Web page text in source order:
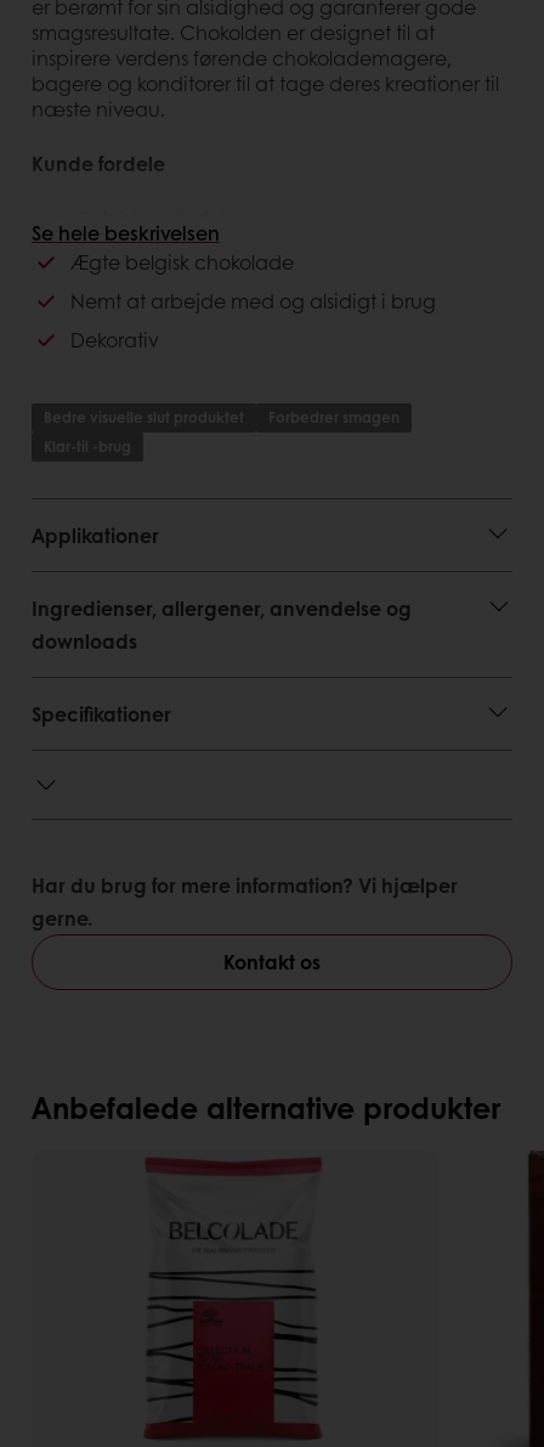
er berømt for sin alsidighed og garanterer gode
smagsresultate. Chokolden er designet til at
inspirere verdens førende chokolademagere,
bagere og konditorer til at tage deres kreationer til
næste niveau.
Kunde fordele
Kun til professionel brug
Høj kvalitet og smag med naturlig chokolade
Flere opskrifter tilgængelige fra internationale
profesionelle
Tilgængelig i mørk, mælk og hvid chokolade
Forbruger fordele
Bæredygtig chokolade
Se hele beskrivelsen
Ægte belgisk chokolade
Nemt at arbejde med og alsidigt i brug
Dekorativ
Bedre visuelle slut produktet
Forbedrer smagen
Klar-til -brug
Applikationer
Ingredienser, allergener, anvendelse og
downloads
Specifikationer
Har du brug for mere information? Vi hjælper
gerne.
Kontakt os
Anbefalede alternative produkter